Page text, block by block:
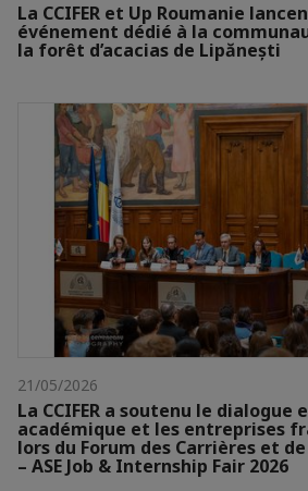
La CCIFER et Up Roumanie
événement dédié à la
la forêt d’acacias de Lipănești
21/05/2026
La CCIFER a soutenu le
académique et les entreprises
lors du Forum des Carrières et
– ASE Job & Internship Fair 2026